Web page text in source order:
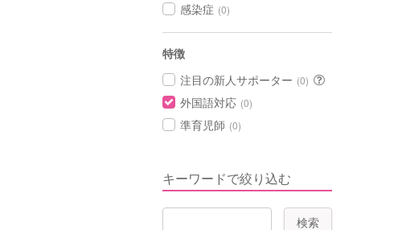
感染症 (0)
特徴
注目の新人サポーター (0)
外国語対応 (0)
準育児師 (0)
キーワードで絞り込む